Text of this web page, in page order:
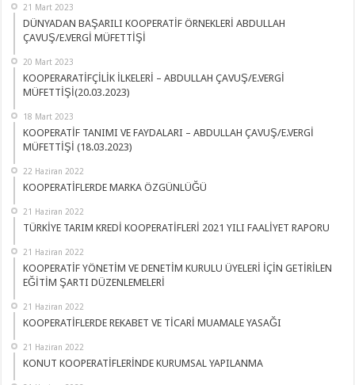
21 Mart 2023
DÜNYADAN BAŞARILI KOOPERATİF ÖRNEKLERİ ABDULLAH
ÇAVUŞ/E.VERGİ MÜFETTİŞİ
20 Mart 2023
KOOPERARATİFÇİLİK İLKELERİ – ABDULLAH ÇAVUŞ/E.VERGİ
MÜFETTİŞİ(20.03.2023)
18 Mart 2023
KOOPERATİF TANIMI VE FAYDALARI – ABDULLAH ÇAVUŞ/E.VERGİ
MÜFETTİŞİ (18.03.2023)
22 Haziran 2022
KOOPERATİFLERDE MARKA ÖZGÜNLÜĞÜ
21 Haziran 2022
TÜRKİYE TARIM KREDİ KOOPERATİFLERİ 2021 YILI FAALİYET RAPORU
21 Haziran 2022
KOOPERATİF YÖNETİM VE DENETİM KURULU ÜYELERİ İÇİN GETİRİLEN
EĞİTİM ŞARTI DÜZENLEMELERİ
21 Haziran 2022
KOOPERATİFLERDE REKABET VE TİCARİ MUAMALE YASAĞI
21 Haziran 2022
KONUT KOOPERATİFLERİNDE KURUMSAL YAPILANMA